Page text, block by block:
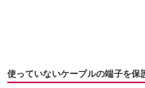
使っていないケーブルの端子を保